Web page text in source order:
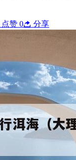
点赞 0 分享